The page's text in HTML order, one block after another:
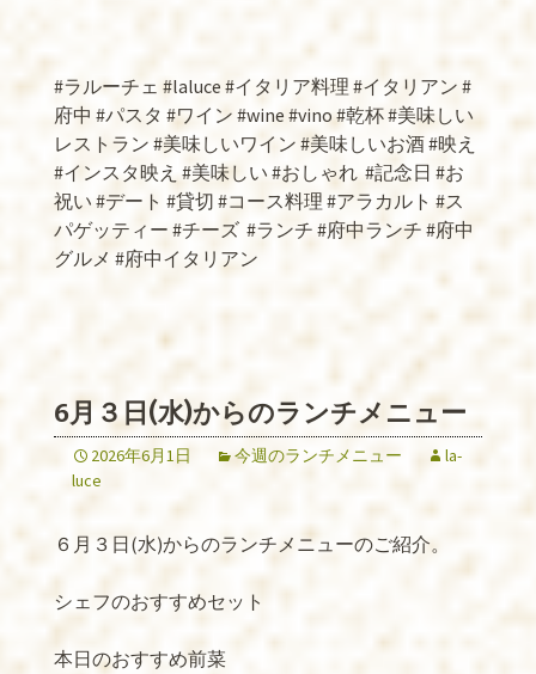
#ラルーチェ #laluce #イタリア料理 #イタリアン #
府中 #パスタ #ワイン #wine #vino #乾杯 #美味しい
レストラン #美味しいワイン #美味しいお酒 #映え
#インスタ映え #美味しい #おしゃれ #記念日 #お
祝い #デート #貸切 #コース料理 #アラカルト #ス
パゲッティー #チーズ #ランチ #府中ランチ #府中
グルメ #府中イタリアン
6月３日(水)からのランチメニュー
2026年6月1日 今週のランチメニュー
la-
luce
６月３日(水)からのランチメニューのご紹介。
シェフのおすすめセット
本日のおすすめ前菜